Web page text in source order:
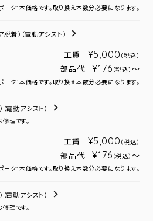
ク1本価格です。取り換え本数分必要になります。
脱着） （電動アシスト）
工賃 ¥5,000 （税込）
部品代 ¥176 （税込） ～
ク1本価格です。取り換え本数分必要になります。
（電動アシスト）
理です。
工賃 ¥5,000 （税込）
部品代 ¥176 （税込） ～
ク1本価格です。取り換え本数分必要になります。
（電動アシスト）
理です。